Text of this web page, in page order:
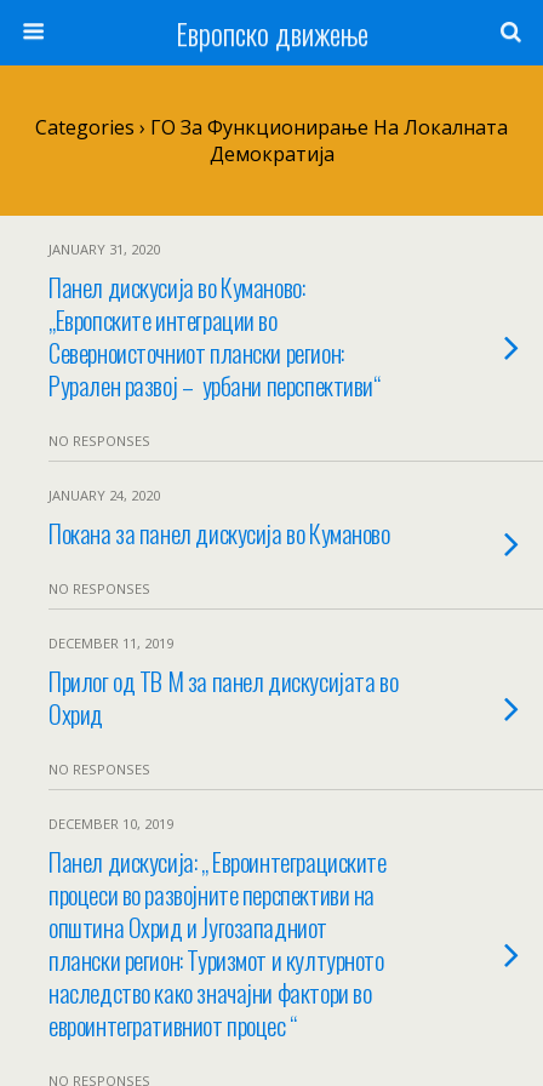
Европско движење
Categories › ГО За Функционирање На Локалната
Демократија
JANUARY 31, 2020
Панел дискусија во Куманово:
„Европските интеграции во
Северноисточниот плански регион:
Рурален развој – урбани перспективи“
NO RESPONSES
JANUARY 24, 2020
Покана за панел дискусија во Куманово
NO RESPONSES
DECEMBER 11, 2019
Прилог од ТВ М за панел дискусијата во
Охрид
NO RESPONSES
DECEMBER 10, 2019
Панел дискусија: „ Евроинтеграциските
процеси во развојните перспективи на
општина Охрид и Југозападниот
плански регион: Туризмот и културното
наследство како значајни фактори во
евроинтегративниот процес “
NO RESPONSES